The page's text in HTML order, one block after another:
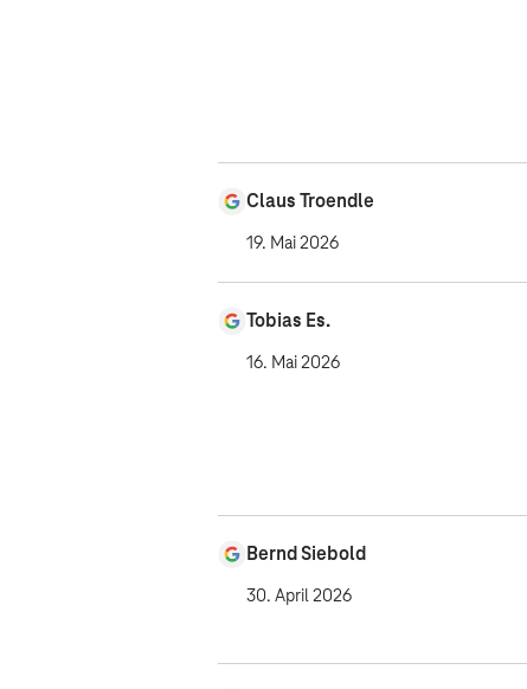
Claus Troendle
19. Mai 2026
Tobias Es.
16. Mai 2026
Bernd Siebold
30. April 2026